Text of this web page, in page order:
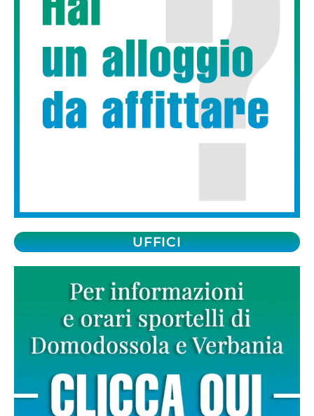
UFFICI